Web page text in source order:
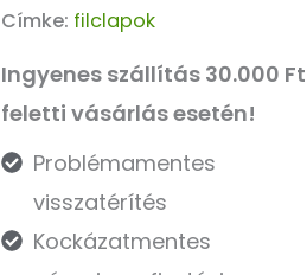
Címke: filclapok
Ingyenes szállítás 30.000 Ft
feletti vásárlás esetén!
Problémamentes
visszatérítés
Kockázatmentes